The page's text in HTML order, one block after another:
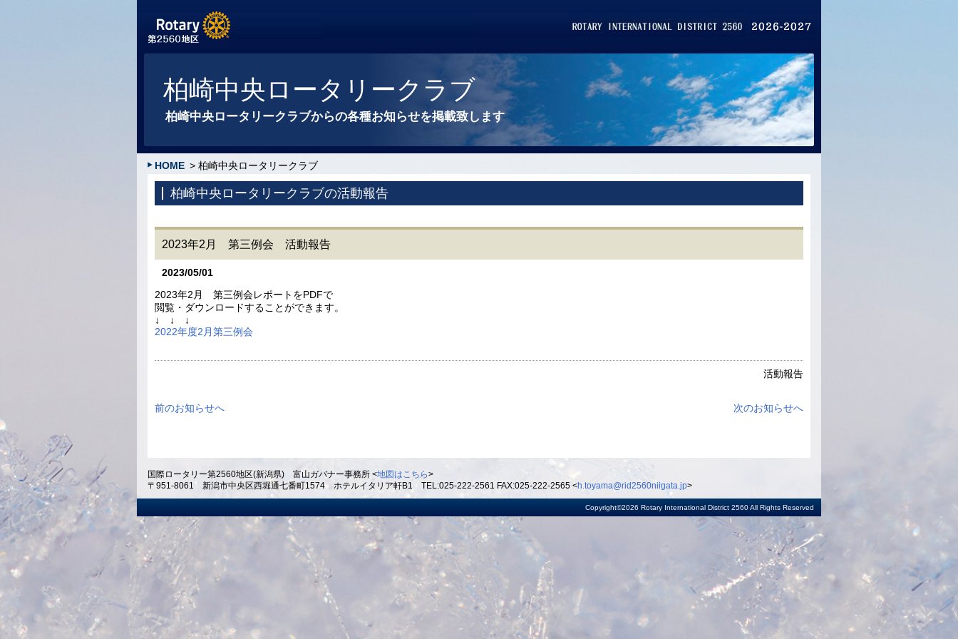
柏崎中央ロータリークラブ
柏崎中央ロータリークラブからの各種お知らせを掲載致します
HOME > 柏崎中央ロータリークラブ
柏崎中央ロータリークラブの活動報告
2023年2月 第三例会 活動報告
2023/05/01
2023年2月 第三例会レポートをPDFで
閲覧・ダウンロードすることができます。
↓ ↓ ↓
2022年度2月第三例会
活動報告
前のお知らせへ 次のお知らせへ
国際ロータリー第2560地区(新潟県) 富山ガバナー事務所 <地図はこちら>
〒951-8061 新潟市中央区西堀通七番町1574 ホテルイタリア軒B1 TEL:025-222-2561 FAX:025-222-2565 <h.toyama@rid2560niigata.jp>
Copyright©2026 Rotary International District 2560 All Rights Reserved